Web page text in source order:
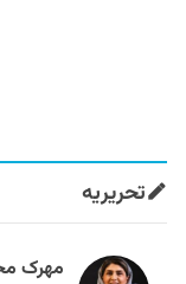
تحریریه
مهرک